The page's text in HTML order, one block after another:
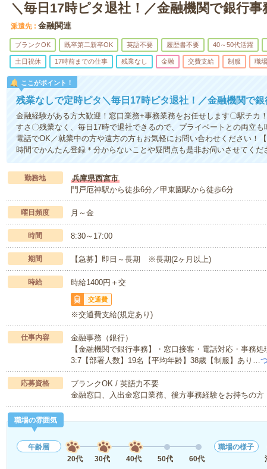
＼毎日17時ピタ退社！／金融機関で銀行事
派遣先 金融関連
ブランクOK 既卒第二新卒OK 英語不要 履歴書不要 40～50代活躍
土日祝休 17時前までの仕事 残業なし 金融 交費支給 制服 職
ここがポイント！
残業なしで定時ピタ＼毎日17時ピタ退社！／金融機関で
金融経験がある方大歓迎！窓口業務+事務業務をお任せします〇駅チカ
すさ〇残業なく、毎日17時で退社できるので、プライベートとの両立
電話でOK／就業中の方や遠方の方もお気軽にお問い合わせください！
時間でかんたん登録＊分からないことや疑問点も是非お伺いさせてくだ
勤務地
兵庫県西宮市
門戸厄神駅から徒歩6分／甲東園駅から徒歩6分
曜日頻度 月～金
時間 8:30～17:00
期間 【急募】即日～長期 ※長期(2ヶ月以上)
時給 時給1400円＋交
交通費
※交通費支給(規定あり)
仕事内容
金融事務（銀行）
【金融機関で銀行事務】・窓口接客・電話対応・事務
3:7【部署人数】19名【平均年齢】38歳【制服】あり…
応募資格
ブランクOK / 英語力不要
金融窓口、入出金窓口業務、後方事務経験をお持ちの方
職場の雰囲気
年齢層
20代
30代 40代 50代 60代
職場の様子